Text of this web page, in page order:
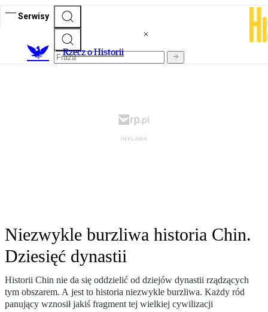
Serwisy
Rzecz o Historii
Niezwykle burzliwa historia Chin.
Dziesięć dynastii
Historii Chin nie da się oddzielić od dziejów dynastii rządzących
tym obszarem. A jest to historia niezwykle burzliwa. Każdy ród
panujący wznosił jakiś fragment tej wielkiej cywilizacji